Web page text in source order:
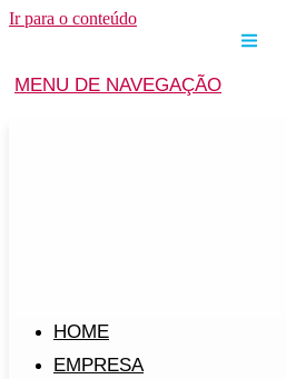
Ir para o conteúdo
MENU DE NAVEGAÇÃO
HOME
EMPRESA